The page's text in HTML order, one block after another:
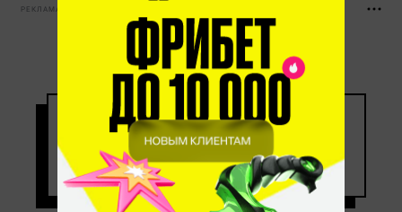
РЕКЛАМА • BETBOOM.RU